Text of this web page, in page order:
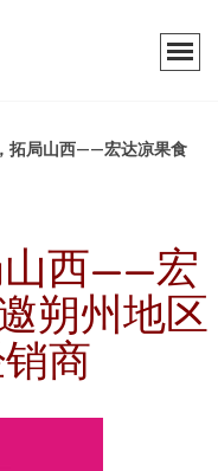
拓局山西——宏达凉果食
山西——宏
朔州地区
商